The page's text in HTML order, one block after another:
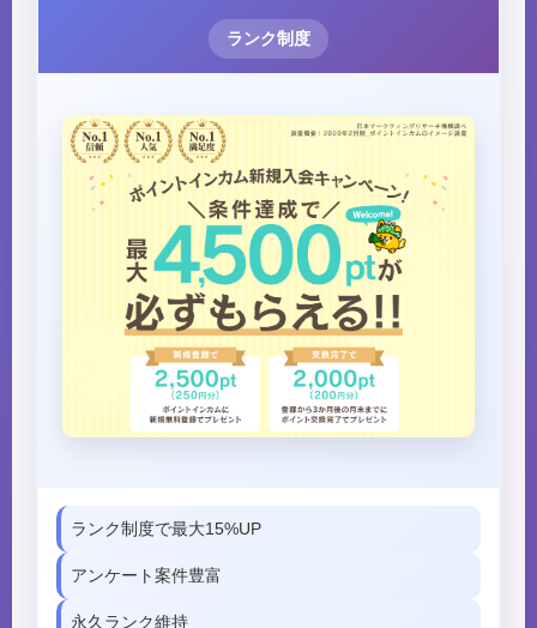
ランク制度
ランク制度で最大15%UP
アンケート案件豊富
永久ランク維持